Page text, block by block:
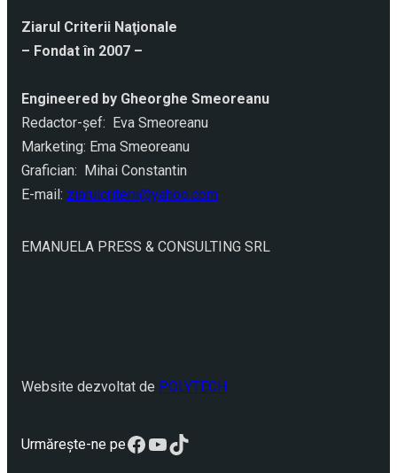
Ziarul Criterii Naţionale
– Fondat în 2007 –
Engineered by Gheorghe Smeoreanu
Redactor-şef: Eva Smeoreanu
Marketing: Ema Smeoreanu
Grafician: Mihai Constantin
E-mail: ziarulcriterii@yahoo.com
EMANUELA PRESS & CONSULTING SRL
Website dezvoltat de POLYTECH
Urmărește-ne peFacebook
YouTube
TikTok